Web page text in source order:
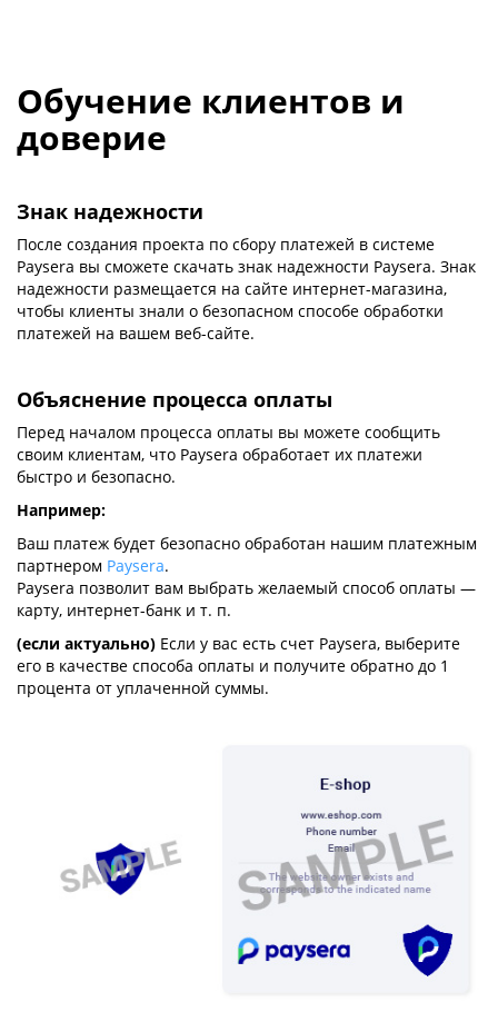
Обучение клиентов и
доверие
Знак надежности
После создания проекта по сбору платежей в системе
Paysera вы сможете скачать знак надежности Paysera. Знак
надежности размещается на сайте интернет-магазина,
чтобы клиенты знали о безопасном способе обработки
платежей на вашем веб-сайте.
Объяснение процесса оплаты
Перед началом процесса оплаты вы можете сообщить
своим клиентам, что Paysera обработает их платежи
быстро и безопасно.
Например:
Ваш платеж будет безопасно обработан нашим платежным
партнером Paysera.
Paysera позволит вам выбрать желаемый способ оплаты —
карту, интернет-банк и т. п.
(если актуально) Если у вас есть счет Paysera, выберите
его в качестве способа оплаты и получите обратно до 1
процента от уплаченной суммы.